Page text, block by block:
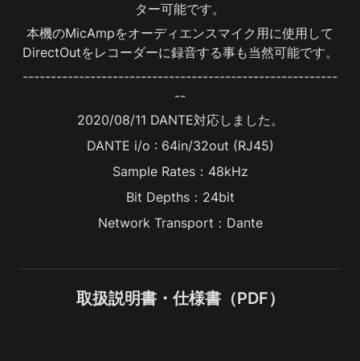
ター可能です。
本機のMicAmpをオーディエンスマイク用に使用して
DirectOutをレコーダーに録音する事も当然可能です。
--------------------------------------------------------
--
2020/08/11 DANTE対応しました。
DANTE i/o : 64in/32out (RJ45)
Sample Rates：48kHz
Bit Depths：24bit
Network Transport：Dante
取扱説明書・仕様書（PDF）